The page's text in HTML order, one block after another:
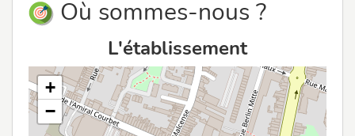
Où sommes-nous ?
L'établissement
+
−